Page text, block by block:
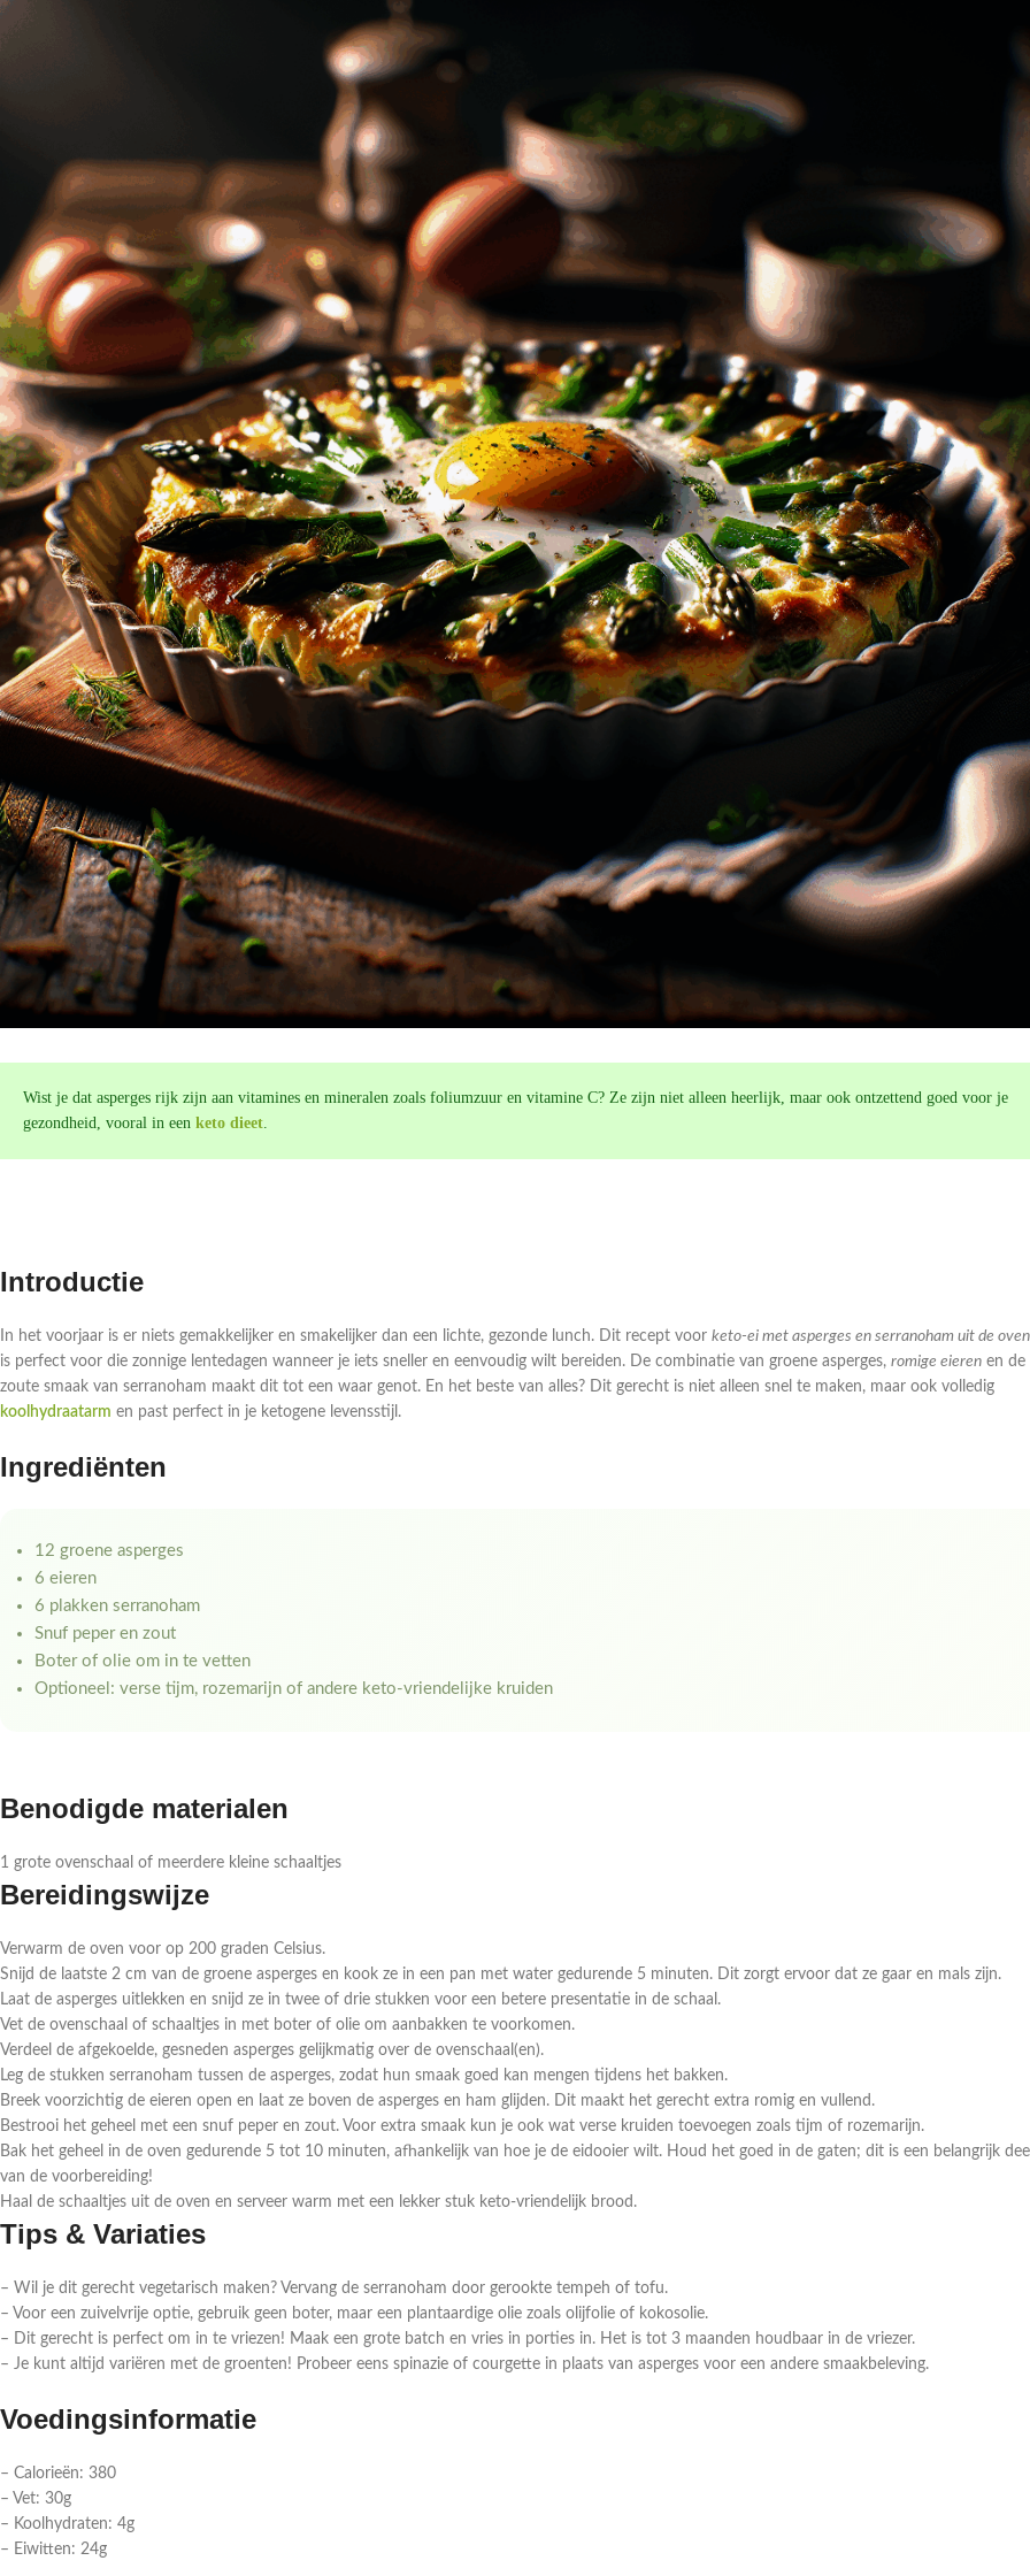
Wist je dat asperges rijk zijn aan vitamines en mineralen zoals foliumzuur en vitamine C? Ze zijn niet alleen heerlijk, maar ook ontzettend goed voor je
gezondheid, vooral in een keto dieet.
Introductie
In het voorjaar is er niets gemakkelijker en smakelijker dan een lichte, gezonde lunch. Dit recept voor keto-ei met asperges en serranoham uit de oven
is perfect voor die zonnige lentedagen wanneer je iets sneller en eenvoudig wilt bereiden. De combinatie van groene asperges, romige eieren en de
zoute smaak van serranoham maakt dit tot een waar genot. En het beste van alles? Dit gerecht is niet alleen snel te maken, maar ook volledig
koolhydraatarm en past perfect in je ketogene levensstijl.
Ingrediënten
12 groene asperges
6 eieren
6 plakken serranoham
Snuf peper en zout
Boter of olie om in te vetten
Optioneel: verse tijm, rozemarijn of andere keto-vriendelijke kruiden
Benodigde materialen
1 grote ovenschaal of meerdere kleine schaaltjes
Bereidingswijze
Verwarm de oven voor op 200 graden Celsius.
Snijd de laatste 2 cm van de groene asperges en kook ze in een pan met water gedurende 5 minuten. Dit zorgt ervoor dat ze gaar en mals zijn.
Laat de asperges uitlekken en snijd ze in twee of drie stukken voor een betere presentatie in de schaal.
Vet de ovenschaal of schaaltjes in met boter of olie om aanbakken te voorkomen.
Verdeel de afgekoelde, gesneden asperges gelijkmatig over de ovenschaal(en).
Leg de stukken serranoham tussen de asperges, zodat hun smaak goed kan mengen tijdens het bakken.
Breek voorzichtig de eieren open en laat ze boven de asperges en ham glijden. Dit maakt het gerecht extra romig en vullend.
Bestrooi het geheel met een snuf peper en zout. Voor extra smaak kun je ook wat verse kruiden toevoegen zoals tijm of rozemarijn.
Bak het geheel in de oven gedurende 5 tot 10 minuten, afhankelijk van hoe je de eidooier wilt. Houd het goed in de gaten; dit is een belangrijk deel
van de voorbereiding!
Haal de schaaltjes uit de oven en serveer warm met een lekker stuk keto-vriendelijk brood.
Tips & Variaties
– Wil je dit gerecht vegetarisch maken? Vervang de serranoham door gerookte tempeh of tofu.
– Voor een zuivelvrije optie, gebruik geen boter, maar een plantaardige olie zoals olijfolie of kokosolie.
– Dit gerecht is perfect om in te vriezen! Maak een grote batch en vries in porties in. Het is tot 3 maanden houdbaar in de vriezer.
– Je kunt altijd variëren met de groenten! Probeer eens spinazie of courgette in plaats van asperges voor een andere smaakbeleving.
Voedingsinformatie
– Calorieën: 380
– Vet: 30g
– Koolhydraten: 4g
– Eiwitten: 24g